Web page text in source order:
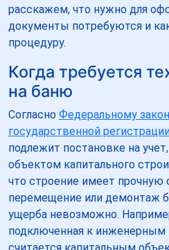
расскажем, что нужно для
документы потребуются и
процедуру.
Когда требуется
на баню
Согласно Федеральному
государственной
подлежит постановке на
объектом капитального
что строение имеет прочную
перемещение или демонтаж
ущерба невозможно.
подключенная к
считается капитальным